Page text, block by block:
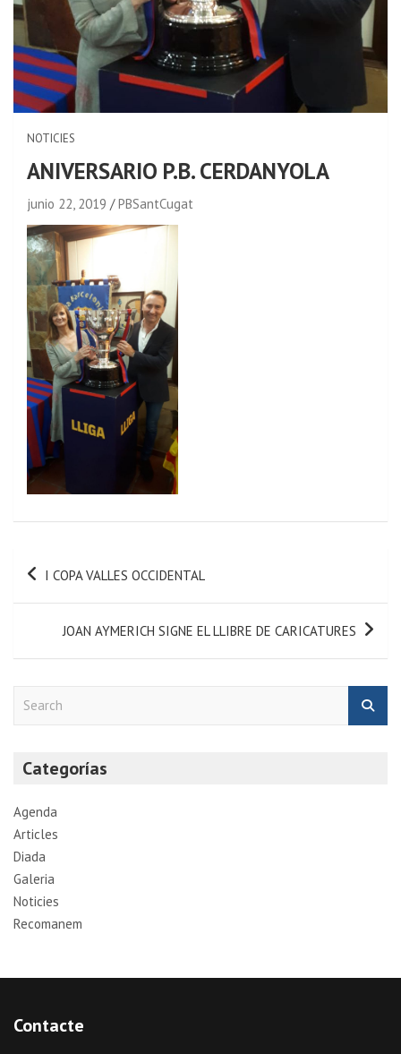
NOTICIES
ANIVERSARIO P.B. CERDANYOLA
junio 22, 2019 PBSantCugat
I COPA VALLES OCCIDENTAL
JOAN AYMERICH SIGNE EL LLIBRE DE CARICATURES
Categorías
Agenda
Articles
Diada
Galeria
Noticies
Recomanem
Contacte